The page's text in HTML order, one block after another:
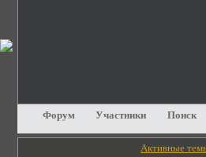
Форум Участники Поиск
Активные